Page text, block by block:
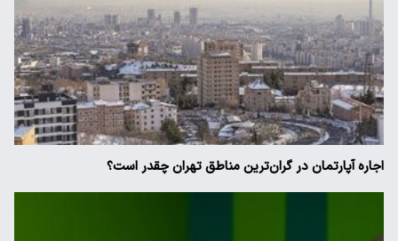
اجاره آپارتمان در گران‌ترین مناطق تهران چقدر است؟